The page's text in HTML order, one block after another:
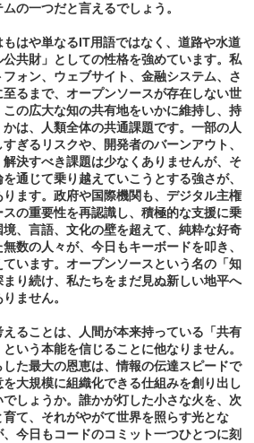
の一つだと言えるでしょう。
はや単なるIT用語ではなく、道路や水道
共財」としての性格を強めています。私
ォン、ウェブサイト、金融システム、さ
るまで、オープンソースが存在しない世
の広大な知の共有地をいかに維持し、持
は、人類全体の共通課題です。一部の人
ぎるリスクや、開発者のバーンアウト、
決すべき課題は少なくありませんが、そ
通じて乗り越えていこうとする強さが、
ます。政府や国際機関も、デジタル主権
の重要性を再認識し、積極的な支援に乗
、言語、文化の壁を超えて、純粋な好奇
数の人々が、今日もキーボードを叩き、
います。オープンソースという名の「知
り続け、私たちをまだ見ぬ新しい地平へ
ません。
ることは、人間が本来持っている「共有
いう本能を信じることに他なりません。
た最大の恩恵は、情報の伝達スピードで
大規模に組織化できる仕組みを創り出し
しょうか。誰かが灯した小さな火を、次
て、それがやがて世界を照らす光とな
今日もコードのコミット一つひとつに刻